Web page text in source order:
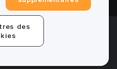
reserved.
des